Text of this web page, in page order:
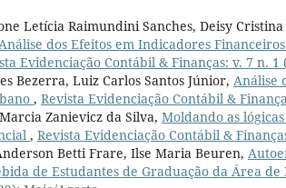
Letícia Raimundini Sanches, Deisy
dos Efeitos em Indicadores
Evidenciação Contábil & Finanças: v. 7 n. 1
Bezerra, Luiz Carlos Santos Júnior, Análise
, Revista Evidenciação Contábil &
Zanievicz da Silva, Moldando as
, Revista Evidenciação Contábil &
Betti Frare, Ilse Maria Beuren,
de Estudantes de Graduação da Área de